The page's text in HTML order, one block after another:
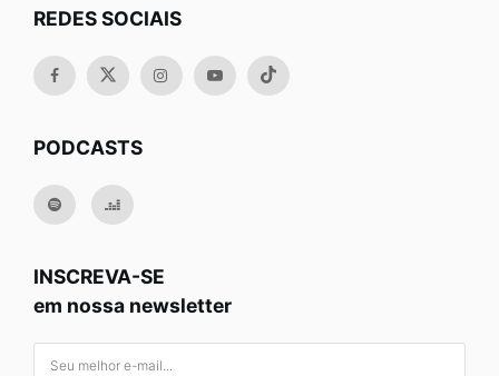
REDES SOCIAIS
PODCASTS
INSCREVA-SE
em nossa newsletter